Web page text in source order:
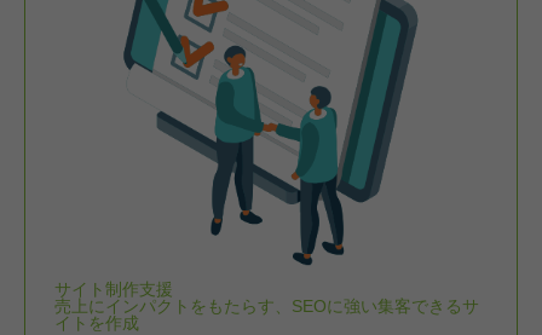
サイト制作支援
売上にインパクトをもたらす、SEOに強い集客できるサ
イトを作成